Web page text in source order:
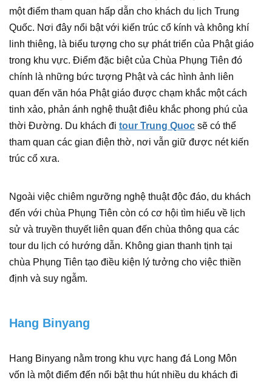
một điểm tham quan hấp dẫn cho khách du lịch Trung
Quốc. Nơi đây nổi bật với kiến trúc cổ kính và không khí
linh thiêng, là biểu tượng cho sự phát triển của Phật giáo
trong khu vực. Điểm đặc biệt của Chùa Phụng Tiên đó
chính là những bức tượng Phật và các hình ảnh liên
quan đến văn hóa Phật giáo được chạm khắc một cách
tinh xảo, phản ánh nghệ thuật điêu khắc phong phú của
thời Đường. Du khách đi tour Trung Quoc sẽ có thể
tham quan các gian điện thờ, nơi vẫn giữ được nét kiến
trúc cổ xưa.
Ngoài việc chiêm ngưỡng nghệ thuật độc đáo, du khách
đến với chùa Phụng Tiên còn có cơ hội tìm hiểu về lịch
sử và truyền thuyết liên quan đến chùa thông qua các
tour du lịch có hướng dẫn. Không gian thanh tịnh tại
chùa Phụng Tiên tạo điều kiện lý tưởng cho việc thiền
định và suy ngẫm.
Hang Binyang
Hang Binyang nằm trong khu vực hang đá Long Môn
vốn là một điểm đến nổi bật thu hút nhiều du khách đi